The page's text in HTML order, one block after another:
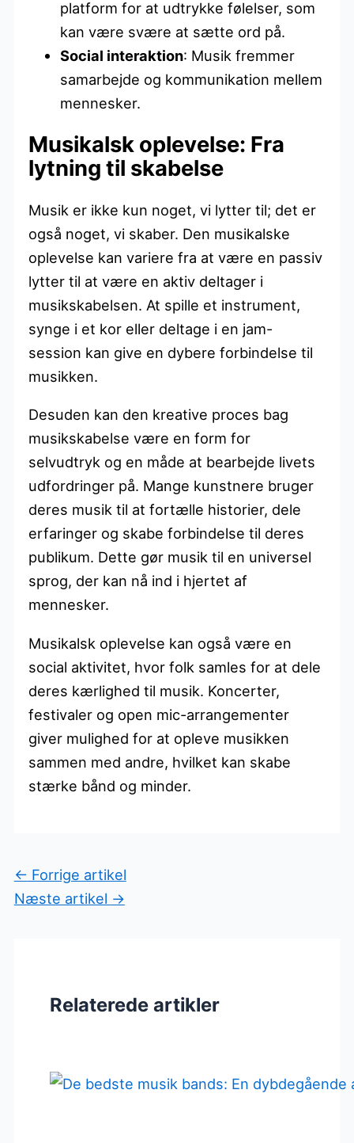
platform for at udtrykke følelser, som
kan være svære at sætte ord på.
Social interaktion: Musik fremmer
samarbejde og kommunikation mellem
mennesker.
Musikalsk oplevelse: Fra
lytning til skabelse
Musik er ikke kun noget, vi lytter til; det er
også noget, vi skaber. Den musikalske
oplevelse kan variere fra at være en passiv
lytter til at være en aktiv deltager i
musikskabelsen. At spille et instrument,
synge i et kor eller deltage i en jam-
session kan give en dybere forbindelse til
musikken.
Desuden kan den kreative proces bag
musikskabelse være en form for
selvudtryk og en måde at bearbejde livets
udfordringer på. Mange kunstnere bruger
deres musik til at fortælle historier, dele
erfaringer og skabe forbindelse til deres
publikum. Dette gør musik til en universel
sprog, der kan nå ind i hjertet af
mennesker.
Musikalsk oplevelse kan også være en
social aktivitet, hvor folk samles for at dele
deres kærlighed til musik. Koncerter,
festivaler og open mic-arrangementer
giver mulighed for at opleve musikken
sammen med andre, hvilket kan skabe
stærke bånd og minder.
← Forrige artikel
Næste artikel →
Relaterede artikler